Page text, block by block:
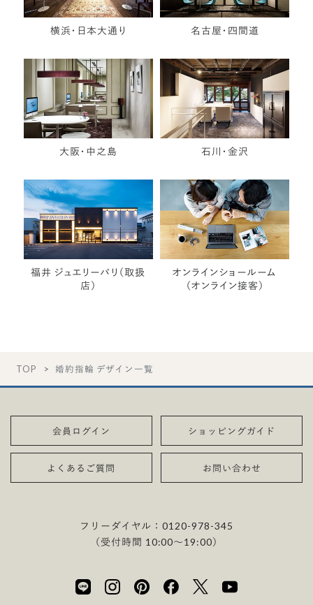
横浜・日本大通り 名古屋・四間道
大阪・中之島 石川・金沢
福井 ジュエリーパリ（取扱
店）
オンラインショールーム
（オンライン接客）
TOP 婚約指輪 デザイン一覧
会員ログイン ショッピングガイド
よくあるご質問 お問い合わせ
フリーダイヤル：0120-978-345
（受付時間 10:00〜19:00）